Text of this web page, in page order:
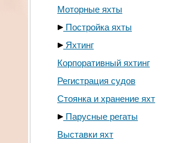
Моторные яхты
Постройка яхты
Яхтинг
Корпоративный яхтинг
Регистрация судов
Стоянка и хранение яхт
Парусные регаты
Выставки яхт